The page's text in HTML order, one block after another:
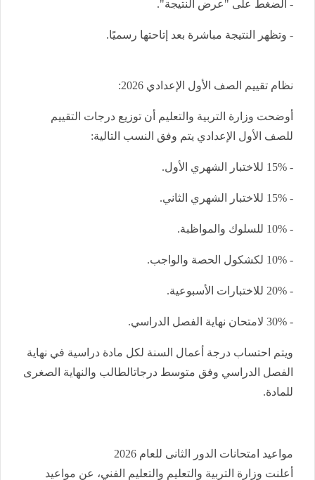
- الضغط على "عرض النتيجة".
- وتظهر النتيجة مباشرة بعد إتاحتها رسميًا.
نظام تقييم الصف الأول الإعدادي 2026:
أوضحت وزارة التربية والتعليم أن توزيع درجات التقييم
للصف الأول الإعدادي يتم وفق النسب التالية:
- 15% للاختبار الشهري الأول.
- 15% للاختبار الشهري الثاني.
- 10% للسلوك والمواظبة.
- 10% لكشكول الحصة والواجب.
- 20% للاختبارات الأسبوعية.
- 30% لامتحان نهاية الفصل الدراسي.
ويتم احتساب درجة أعمال السنة لكل مادة دراسية في نهاية
الفصل الدراسي وفق متوسط درجاتالطالب والنهاية الصغرى
للمادة.
مواعيد امتحانات الدور الثانى للعام 2026
أعلنت وزارة التربية والتعليم والتعليم الفني، عن مواعيد